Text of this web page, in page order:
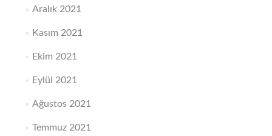
Aralık 2021
Kasım 2021
Ekim 2021
Eylül 2021
Ağustos 2021
Temmuz 2021